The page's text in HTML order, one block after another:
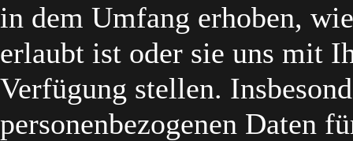
in dem Umfang erhoben,
erlaubt ist oder sie uns mit
Verfügung stellen.
personenbezogenen Daten